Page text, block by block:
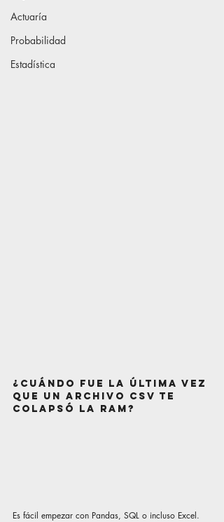
Actuaría
Probabilidad
Estadística
¿Cuándo fue la última vez
que un archivo CSV te
colapsó la RAM?
Es fácil empezar con Pandas, SQL o incluso Excel.